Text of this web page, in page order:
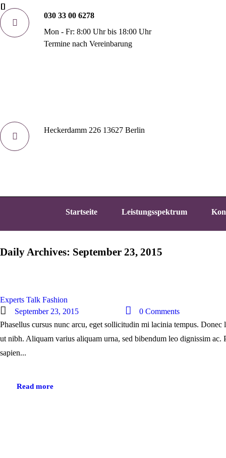
030 33 00 6278
Mon - Fr: 8:00 Uhr bis 18:00 Uhr
Termine nach Vereinbarung
Heckerdamm 226 13627 Berlin
Startseite Leistungsspektrum
Daily Archives: September 23, 2015
Experts Talk Fashion
September 23, 2015
0 Comments
Phasellus cursus nunc arcu, eget sollicitudin mi lacinia tempus.
ut nibh. Aliquam varius aliquam urna, sed bibendum leo dignissim ac.
sapien...
Read more